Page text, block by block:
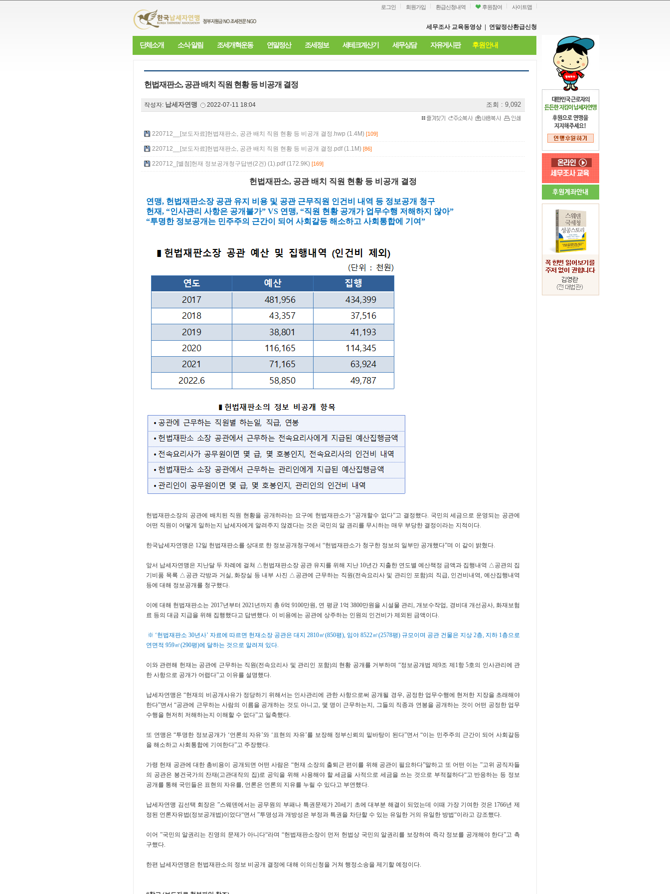
로그인 회원가입 환급신청내역 후원참여 사이트맵
세무조사 교육동영상| 연말정산환급신청
단체소개 소식·알림 조세개혁운동 연말정산 조세정보 세테크계산기 세무상담 자유게시판 후원안내
헌법재판소, 공관 배치 직원 현황 등 비공개 결정
작성자: 납세자연맹 2022-07-11 18:04 조회 : 9,092
220712__[보도자료]헌법재판소, 공관 배치 직원 현황 등 비공개 결정.hwp (1.4M) [109]
220712__[보도자료]헌법재판소, 공관 배치 직원 현황 등 비공개 결정.pdf (1.1M) [86]
220712_[별첨]헌재 정보공개청구답변(2건) (1).pdf (172.9K) [169]
헌법재판소, 공관 배치 직원 현황 등 비공개 결정
연맹, 헌법재판소장 공관 유지 비용 및 공관 근무직원 인건비 내역 등 정보공개 청구
헌재, “인사관리 사항은 공개불가” VS 연맹, “직원 현황 공개가 업무수행 저해하지 않아”
“투명한 정보공개는 민주주의 근간이 되어 사회갈등 해소하고 사회통합에 기여”
헌법재판소장의 공관에 배치된 직원 현황을 공개하라는 요구에 헌법재판소가 “공개할수 없다”고 결정했다. 국민의 세금으로 운영되는 공관에
어떤 직원이 어떻게 일하는지 납세자에게 알려주지 않겠다는 것은 국민의 알 권리를 무시하는 매우 부당한 결정이라는 지적이다.
한국납세자연맹은 12일 헌법재판소를 상대로 한 정보공개청구에서 “헌법재판소가 청구한 정보의 일부만 공개했다”며 이 같이 밝혔다.
앞서 납세자연맹은 지난달 두 차례에 걸쳐 △헌법재판소장 공관 유지를 위해 지난 10년간 지출한 연도별 예산책정 금액과 집행내역 △공관의 집
기비품 목록 △공관 각방과 거실, 화장실 등 내부 사진 △공관에 근무하는 직원(전속요리사 및 관리인 포함)의 직급, 인건비내역, 예산집행내역
등에 대해 정보공개를 청구했다.
이에 대해 헌법재판소는 2017년부터 2021년까지 총 6억 9100만원, 연 평균 1억 3800만원을 시설물 관리, 개보수작업, 경비대 개선공사, 화재보험
료 등의 대금 지급을 위해 집행했다고 답변했다. 이 비용에는 공관에 상주하는 인원의 인건비가 제외된 금액이다.
※ ‘헌법재판소 30년사’ 자료에 따르면 헌재소장 공관은 대지 2810㎡(850평), 임야 8522㎡(2578평) 규모이며 공관 건물은 지상 2층, 지하 1층으로
연면적 959㎡(290평)에 달하는 것으로 알려져 있다.
이와 관련해 헌재는 공관에 근무하는 직원(전속요리사 및 관리인 포함)의 현황 공개를 거부하며 “정보공개법 제9조 제1항 5호의 인사관리에 관
한 사항으로 공개가 어렵다”고 이유를 설명했다.
납세자연맹은 “헌재의 비공개사유가 정당하기 위해서는 인사관리에 관한 사항으로써 공개될 경우, 공정한 업무수행에 현저한 지장을 초래해야
한다”면서 “공관에 근무하는 사람의 이름을 공개하는 것도 아니고, 몇 명이 근무하는지, 그들의 직종과 연봉을 공개하는 것이 어떤 공정한 업무
수행을 현저히 저해하는지 이해할 수 없다”고 일축했다.
또 연맹은 “투명한 정보공개가 ‘언론의 자유’와 ‘표현의 자유’를 보장해 정부신뢰의 밑바탕이 된다”면서 “이는 민주주의 근간이 되어 사회갈등
을 해소하고 사회통합에 기여한다”고 주장했다.
가령 헌재 공관에 대한 총비용이 공개되면 어떤 사람은 “헌재 소장의 출퇴근 편이를 위해 공관이 필요하다”말하고 또 어떤 이는 ”고위 공직자들
의 공관은 봉건국가의 잔재(고관대작의 집)로 공익을 위해 사용해야 할 세금을 사적으로 세금을 쓰는 것으로 부적절하다“고 반응하는 등 정보
공개를 통해 국민들은 표현의 자유를, 언론은 언론의 지유를 누릴 수 있다고 부연했다.
납세자연맹 김선택 회장은 ”스웨덴에서는 공무원의 부패나 특권문제가 20세기 초에 대부분 해결이 되었는데 이때 가장 기여한 것은 1766년 제
정된 언론자유법(정보공개법)이었다“면서 ”투명성과 개방성은 부정과 특권을 차단할 수 있는 유일한 거의 유일한 방법“이라고 강조했다.
이어 ”국민의 알권리는 진영의 문제가 아니다“라며 “헌법재판소장이 먼저 헌법상 국민의 알권리를 보장하여 즉각 정보를 공개해야 한다”고 촉
구했다.
한편 납세자연맹은 헌법재판소의 정보 비공개 결정에 대해 이의신청을 거쳐 행정소송을 제기할 예정이다.